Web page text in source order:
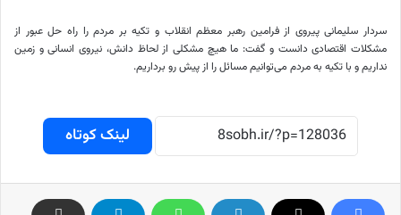
سردار سلیمانی پیروی از فرامین رهبر معظم انقلاب و تکیه بر مردم را راه حل عبور از
مشکلات اقتصادی دانست و گفت: ما هیچ مشکلی از لحاظ دانش، نیروی انسانی و زمین
نداریم و با تکیه به مردم می‌توانیم مسائل را از پیش رو برداریم.
لینک کوتاه